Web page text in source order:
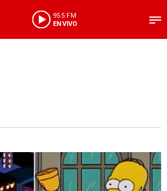
95.5 FM
EN VIVO